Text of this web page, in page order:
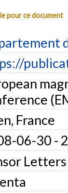
pour ce document
France
06-30 -
Letters